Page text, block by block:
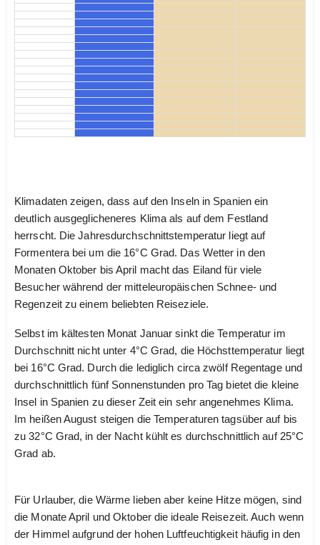
Klimadaten zeigen, dass auf den Inseln in Spanien ein
deutlich ausgeglicheneres Klima als auf dem Festland
herrscht. Die Jahresdurchschnittstemperatur liegt auf
Formentera bei um die 16°C Grad. Das Wetter in den
Monaten Oktober bis April macht das Eiland für viele
Besucher während der mitteleuropäischen Schnee- und
Regenzeit zu einem beliebten Reiseziele.
Selbst im kältesten Monat Januar sinkt die Temperatur im
Durchschnitt nicht unter 4°C Grad, die Höchsttemperatur liegt
bei 16°C Grad. Durch die lediglich circa zwölf Regentage und
durchschnittlich fünf Sonnenstunden pro Tag bietet die kleine
Insel in Spanien zu dieser Zeit ein sehr angenehmes Klima.
Im heißen August steigen die Temperaturen tagsüber auf bis
zu 32°C Grad, in der Nacht kühlt es durchschnittlich auf 25°C
Grad ab.
Für Urlauber, die Wärme lieben aber keine Hitze mögen, sind
die Monate April und Oktober die ideale Reisezeit. Auch wenn
der Himmel aufgrund der hohen Luftfeuchtigkeit häufig in den